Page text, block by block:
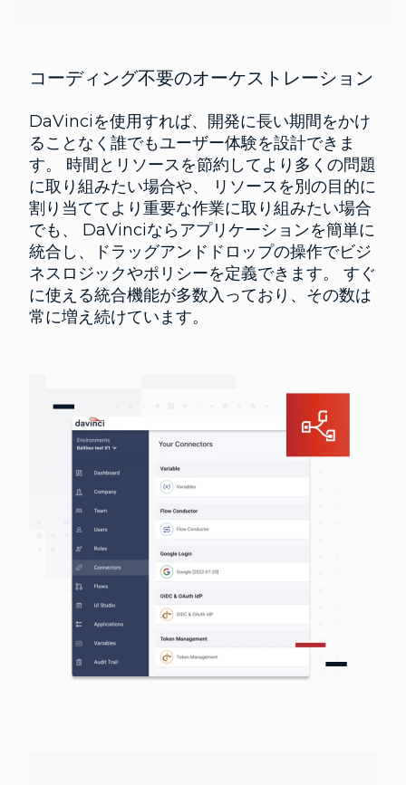
コーディング不要のオーケストレーション
DaVinciを使用すれば、開発に長い期間をかけ
ることなく誰でもユーザー体験を設計できま
す。 時間とリソースを節約してより多くの問題
に取り組みたい場合や、 リソースを別の目的に
割り当ててより重要な作業に取り組みたい場合
でも、 DaVinciならアプリケーションを簡単に
統合し、ドラッグアンドドロップの操作でビジ
ネスロジックやポリシーを定義できます。 すぐ
に使える統合機能が多数入っており、その数は
常に増え続けています。